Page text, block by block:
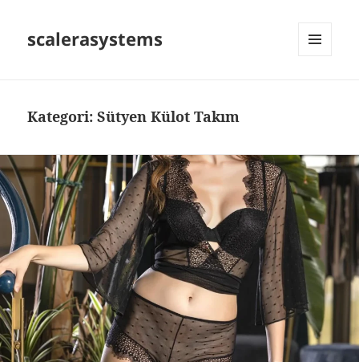
scalerasystems
Kategori:Sütyen Külot Takım